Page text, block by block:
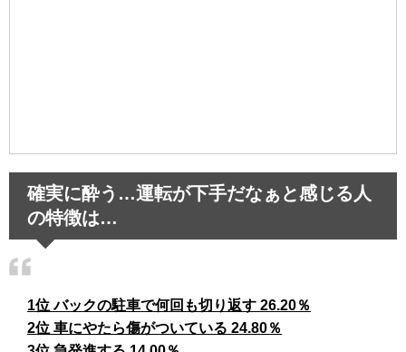
確実に酔う…運転が下手だなぁと感じる人
の特徴は…
1位 バックの駐車で何回も切り返す 26.20％
2位 車にやたら傷がついている 24.80％